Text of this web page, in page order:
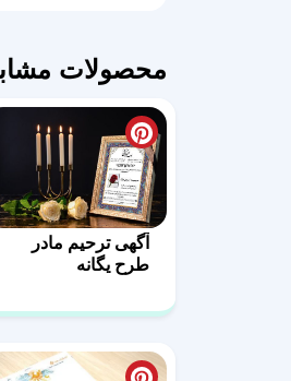
محصولات
آگهی ترحیم مادر
طرح یگانه